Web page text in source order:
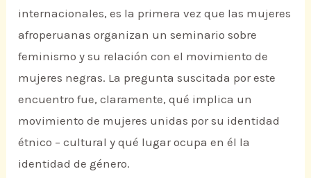
internacionales, es la primera vez que las mujeres
afroperuanas organizan un seminario sobre
feminismo y su relación con el movimiento de
mujeres negras. La pregunta suscitada por este
encuentro fue, claramente, qué implica un
movimiento de mujeres unidas por su identidad
étnico – cultural y qué lugar ocupa en él la
identidad de género.